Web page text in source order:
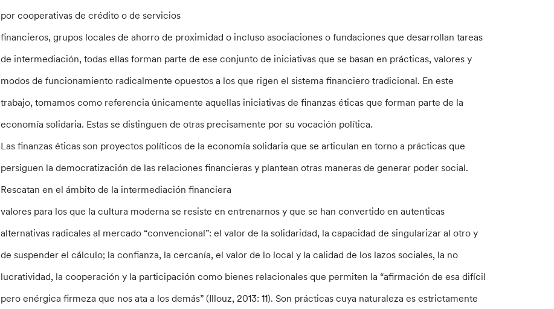
por cooperativas de crédito o de servicios
financieros, grupos locales de ahorro de proximidad o incluso asociaciones o fundaciones que desarrollan tareas
de intermediación, todas ellas forman parte de ese conjunto de iniciativas que se basan en prácticas, valores y
modos de funcionamiento radicalmente opuestos a los que rigen el sistema financiero tradicional. En este
trabajo, tomamos como referencia únicamente aquellas iniciativas de finanzas éticas que forman parte de la
economía solidaria. Estas se distinguen de otras precisamente por su vocación política.
Las finanzas éticas son proyectos políticos de la economía solidaria que se articulan en torno a prácticas que
persiguen la democratización de las relaciones financieras y plantean otras maneras de generar poder social.
Rescatan en el ámbito de la intermediación financiera
valores para los que la cultura moderna se resiste en entrenarnos y que se han convertido en autenticas
alternativas radicales al mercado “convencional”: el valor de la solidaridad, la capacidad de singularizar al otro y
de suspender el cálculo; la confianza, la cercanía, el valor de lo local y la calidad de los lazos sociales, la no
lucratividad, la cooperación y la participación como bienes relacionales que permiten la “afirmación de esa difícil
pero enérgica firmeza que nos ata a los demás” (Illouz, 2013: 11). Son prácticas cuya naturaleza es estrictamente